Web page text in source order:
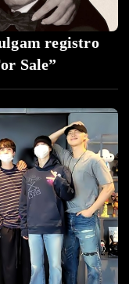
registro
Sale”